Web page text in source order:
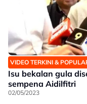
VIDEO TERKINI &
Isu bekalan gula
sempena Aidilfitri
02/05/2023